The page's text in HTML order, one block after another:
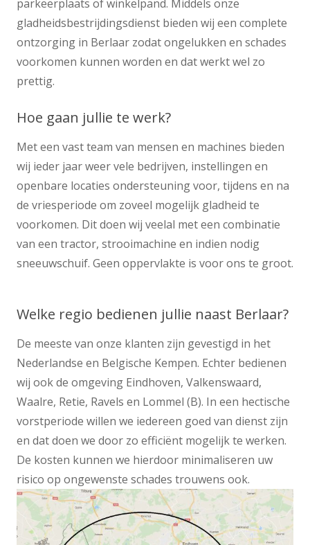
parkeerplaats of winkelpand. Middels onze
gladheidsbestrijdingsdienst bieden wij een complete
ontzorging in Berlaar zodat ongelukken en schades
voorkomen kunnen worden en dat werkt wel zo
prettig.
Hoe gaan jullie te werk?
Met een vast team van mensen en machines bieden
wij ieder jaar weer vele bedrijven, instellingen en
openbare locaties ondersteuning voor, tijdens en na
de vriesperiode om zoveel mogelijk gladheid te
voorkomen. Dit doen wij veelal met een combinatie
van een tractor, strooimachine en indien nodig
sneeuwschuif. Geen oppervlakte is voor ons te groot.
Welke regio bedienen jullie naast Berlaar?
De meeste van onze klanten zijn gevestigd in het
Nederlandse en Belgische Kempen. Echter bedienen
wij ook de omgeving Eindhoven, Valkenswaard,
Waalre, Retie, Ravels en Lommel (B). In een hectische
vorstperiode willen we iedereen goed van dienst zijn
en dat doen we door zo efficiënt mogelijk te werken.
De kosten kunnen we hierdoor minimaliseren uw
risico op ongewenste schades trouwens ook.